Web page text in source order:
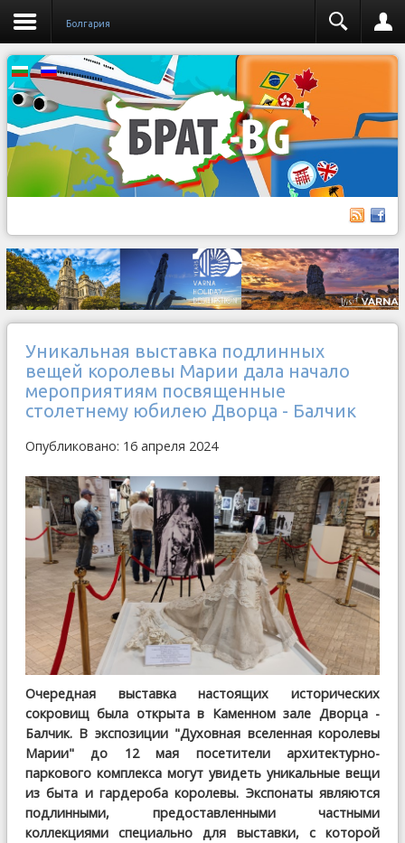
Бoлгария
Уникальная выставка подлинных
вещей королевы Марии дала начало
мероприятиям посвященные
столетнему юбилею Дворца - Балчик
Опубликовано: 16 апреля 2024
Очередная выставка настоящих исторических
сокровищ была открыта в Каменном зале Дворца -
Балчик. В экспозиции "Духовная вселенная королевы
Марии" до 12 мая посетители архитектурно-
паркового комплекса могут увидеть уникальные вещи
из быта и гардероба королевы. Экспонаты являются
подлинными, предоставленными частными
коллекциями специально для выставки, с которой